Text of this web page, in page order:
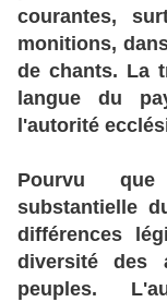
courantes,
monitions,
de chants. La
langue du
l'autorité
Pourvu
substantielle
différences
diversité des
peuples.